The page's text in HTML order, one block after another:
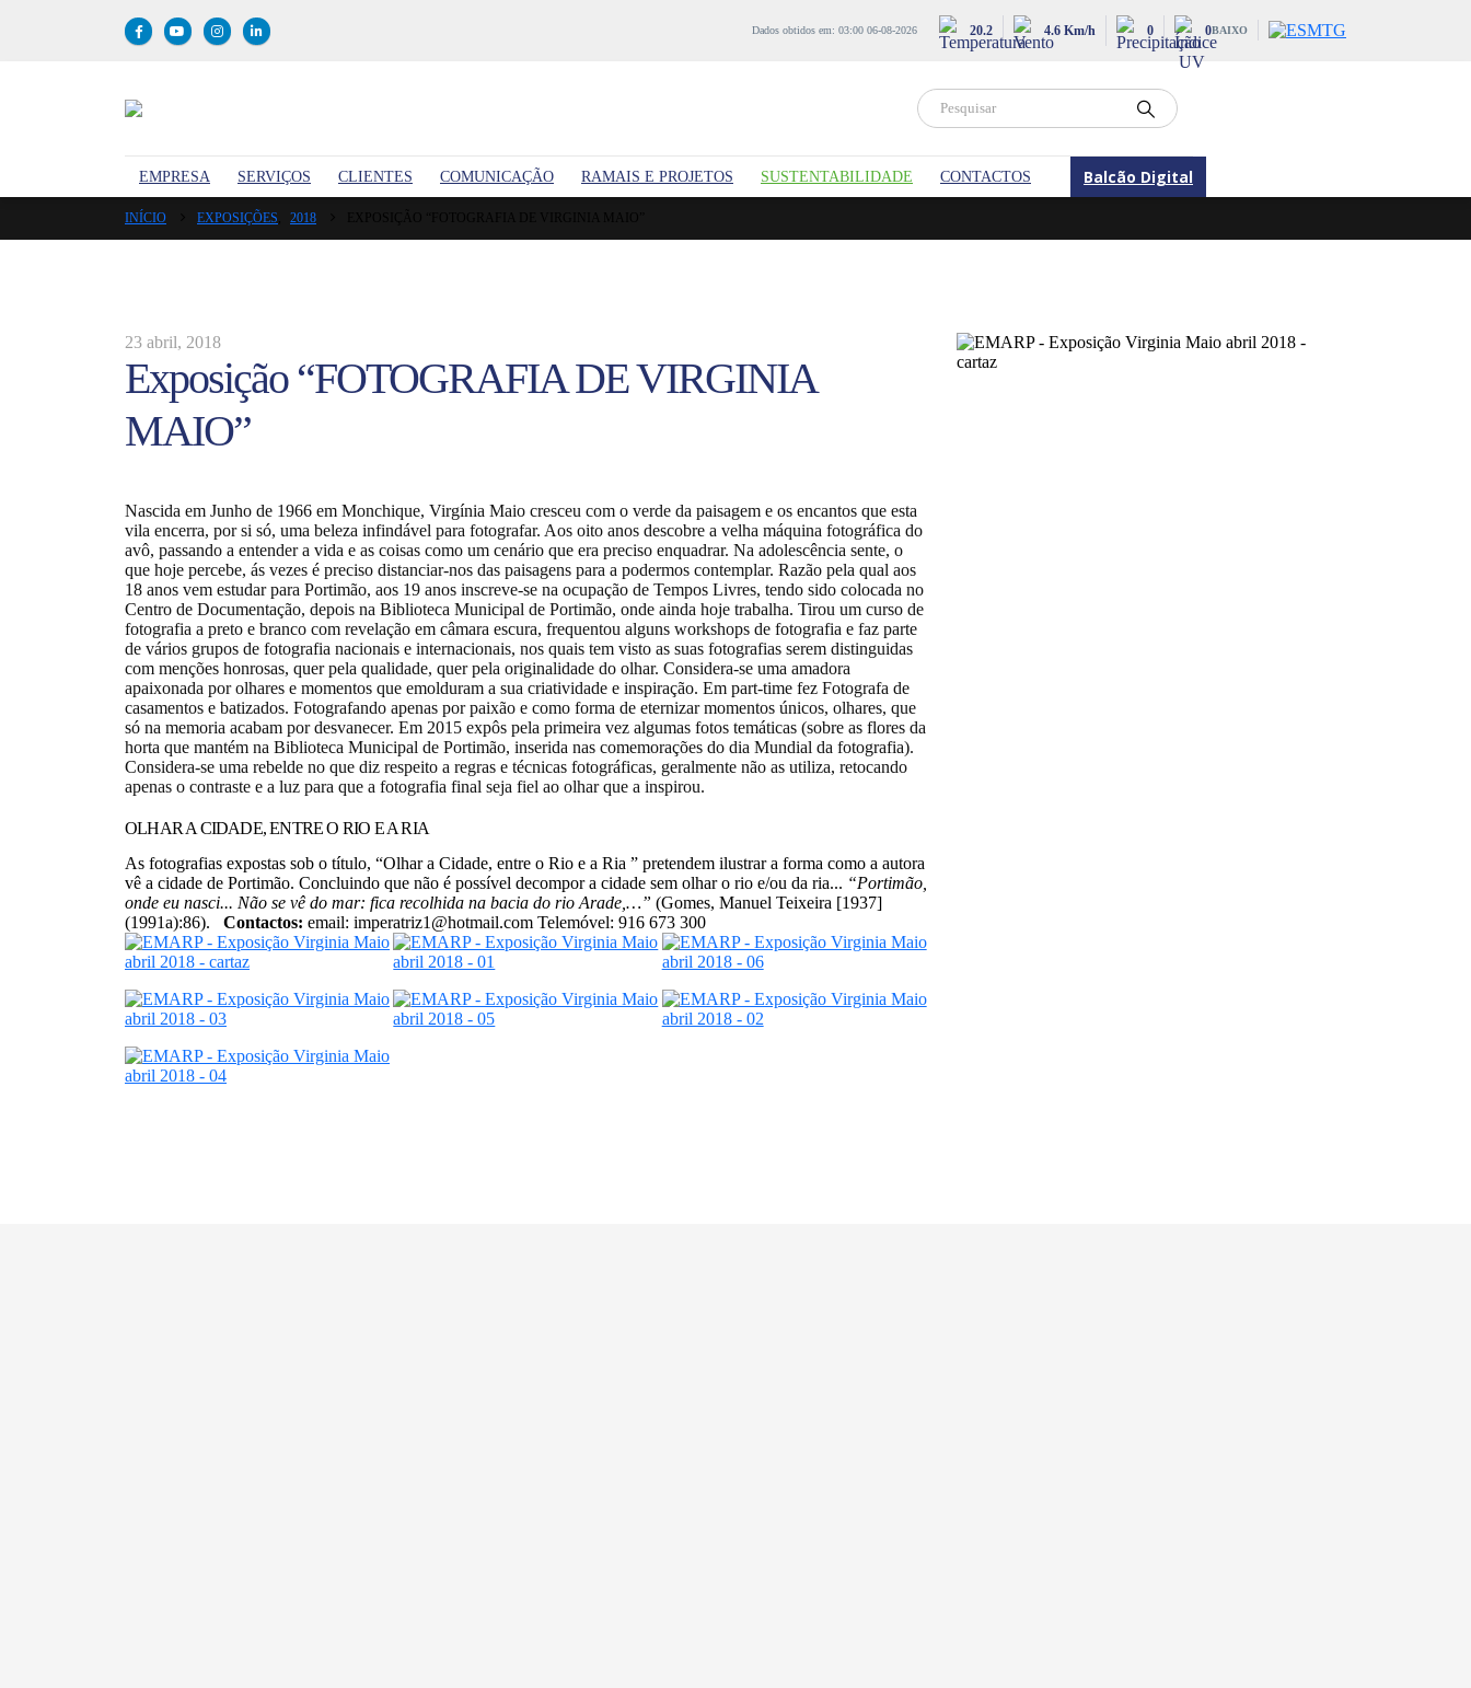
Dados obtidos em: 03:00 06-08-2026 20.2 4.6 Km/h 0 0BAIXO
EMPRESA SERVIÇOS CLIENTES COMUNICAÇÃO RAMAIS E PROJETOS SUSTENTABILIDADE CONTACTOS Balcão Digital
INÍCIO EXPOSIÇÕES 2018
23 abril, 2018
Exposição “FOTOGRAFIA DE VIRGINIA
MAIO”
Nascida em Junho de 1966 em Monchique, Virgínia Maio cresceu com o verde da paisagem e os encantos que esta
vila encerra, por si só, uma beleza infindável para fotografar. Aos oito anos descobre a velha máquina fotográfica do
avô, passando a entender a vida e as coisas como um cenário que era preciso enquadrar. Na adolescência sente, o
que hoje percebe, ás vezes é preciso distanciar-nos das paisagens para a podermos contemplar. Razão pela qual aos
18 anos vem estudar para Portimão, aos 19 anos inscreve-se na ocupação de Tempos Livres, tendo sido colocada no
Centro de Documentação, depois na Biblioteca Municipal de Portimão, onde ainda hoje trabalha. Tirou um curso de
fotografia a preto e branco com revelação em câmara escura, frequentou alguns workshops de fotografia e faz parte
de vários grupos de fotografia nacionais e internacionais, nos quais tem visto as suas fotografias serem distinguidas
com menções honrosas, quer pela qualidade, quer pela originalidade do olhar. Considera-se uma amadora
apaixonada por olhares e momentos que emolduram a sua criatividade e inspiração. Em part-time fez Fotografa de
casamentos e batizados. Fotografando apenas por paixão e como forma de eternizar momentos únicos, olhares, que
só na memoria acabam por desvanecer. Em 2015 expôs pela primeira vez algumas fotos temáticas (sobre as flores da
horta que mantém na Biblioteca Municipal de Portimão, inserida nas comemorações do dia Mundial da fotografia).
Considera-se uma rebelde no que diz respeito a regras e técnicas fotográficas, geralmente não as utiliza, retocando
apenas o contraste e a luz para que a fotografia final seja fiel ao olhar que a inspirou.
OLHAR A CIDADE, ENTRE O RIO E A RIA
As fotografias expostas sob o título, “Olhar a Cidade, entre o Rio e a Ria ” pretendem ilustrar a forma como a autora
vê a cidade de Portimão. Concluindo que não é possível decompor a cidade sem olhar o rio e/ou da ria... “Portimão,
onde eu nasci... Não se vê do mar: fica recolhida na bacia do rio Arade,…” (Gomes, Manuel Teixeira [1937]
(1991a):86). Contactos: email: imperatriz1@hotmail.com Telemóvel: 916 673 300